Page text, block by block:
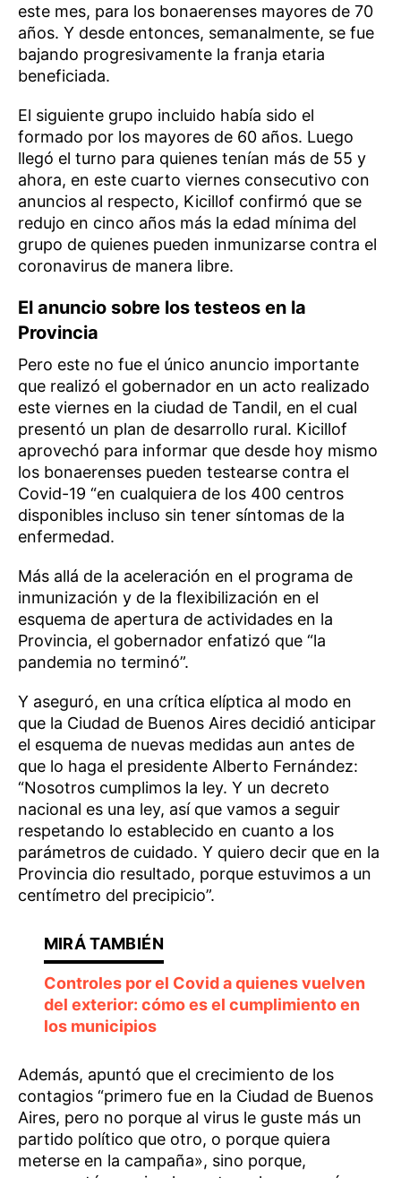
este mes, para los bonaerenses mayores de 70
años. Y desde entonces, semanalmente, se fue
bajando progresivamente la franja etaria
beneficiada.
El siguiente grupo incluido había sido el
formado por los mayores de 60 años. Luego
llegó el turno para quienes tenían más de 55 y
ahora, en este cuarto viernes consecutivo con
anuncios al respecto, Kicillof confirmó que se
redujo en cinco años más la edad mínima del
grupo de quienes pueden inmunizarse contra el
coronavirus de manera libre.
El anuncio sobre los testeos en la
Provincia
Pero este no fue el único anuncio importante
que realizó el gobernador en un acto realizado
este viernes en la ciudad de Tandil, en el cual
presentó un plan de desarrollo rural. Kicillof
aprovechó para informar que desde hoy mismo
los bonaerenses pueden testearse contra el
Covid-19 “en cualquiera de los 400 centros
disponibles incluso sin tener síntomas de la
enfermedad.
Más allá de la aceleración en el programa de
inmunización y de la flexibilización en el
esquema de apertura de actividades en la
Provincia, el gobernador enfatizó que “la
pandemia no terminó”.
Y aseguró, en una crítica elíptica al modo en
que la Ciudad de Buenos Aires decidió anticipar
el esquema de nuevas medidas aun antes de
que lo haga el presidente Alberto Fernández:
“Nosotros cumplimos la ley. Y un decreto
nacional es una ley, así que vamos a seguir
respetando lo establecido en cuanto a los
parámetros de cuidado. Y quiero decir que en la
Provincia dio resultado, porque estuvimos a un
centímetro del precipicio”.
Controles por el Covid a quienes vuelven
del exterior: cómo es el cumplimiento en
los municipios
Además, apuntó que el crecimiento de los
contagios “primero fue en la Ciudad de Buenos
Aires, pero no porque al virus le guste más un
partido político que otro, o porque quiera
meterse en la campaña», sino porque,